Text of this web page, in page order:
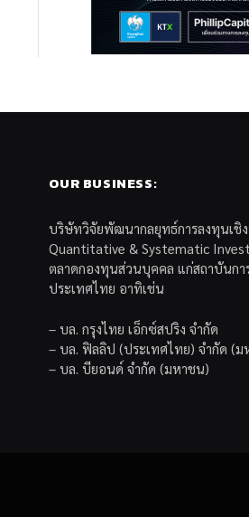
OUR BUSINESS:
บริษัทวิจัยพัฒนากลยุทธ์การลงทุนเชิ
Quantitative & Systematic
ตลาดกองทุนส่วนบุคคล แก่สถาบันก
ประเทศไทย อาทิเช่น
– บล. กรุงไทย เอ็กซ์สปริง จำกัด
– บล. ฟิลลิป (ประเทศไทย) จำกัด (ม
– บล. บียอนด์ จำกัด (มหาชน)